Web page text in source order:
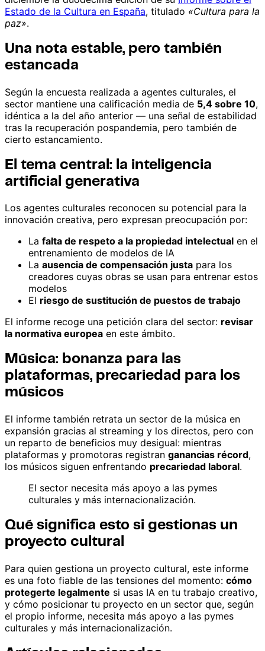
Estado de la Cultura en España, titulado «Cultura para la
paz».
Una nota estable, pero también
estancada
Según la encuesta realizada a agentes culturales, el
sector mantiene una calificación media de 5,4 sobre 10,
idéntica a la del año anterior — una señal de estabilidad
tras la recuperación pospandemia, pero también de
cierto estancamiento.
El tema central: la inteligencia
artificial generativa
Los agentes culturales reconocen su potencial para la
innovación creativa, pero expresan preocupación por:
La falta de respeto a la propiedad intelectual en el
entrenamiento de modelos de IA
La ausencia de compensación justa para los
creadores cuyas obras se usan para entrenar estos
modelos
El riesgo de sustitución de puestos de trabajo
El informe recoge una petición clara del sector: revisar
la normativa europea en este ámbito.
Música: bonanza para las
plataformas, precariedad para los
músicos
El informe también retrata un sector de la música en
expansión gracias al streaming y los directos, pero con
un reparto de beneficios muy desigual: mientras
plataformas y promotoras registran ganancias récord,
los músicos siguen enfrentando precariedad laboral.
El sector necesita más apoyo a las pymes
culturales y más internacionalización.
Qué significa esto si gestionas un
proyecto cultural
Para quien gestiona un proyecto cultural, este informe
es una foto fiable de las tensiones del momento: cómo
protegerte legalmente si usas IA en tu trabajo creativo,
y cómo posicionar tu proyecto en un sector que, según
el propio informe, necesita más apoyo a las pymes
culturales y más internacionalización.